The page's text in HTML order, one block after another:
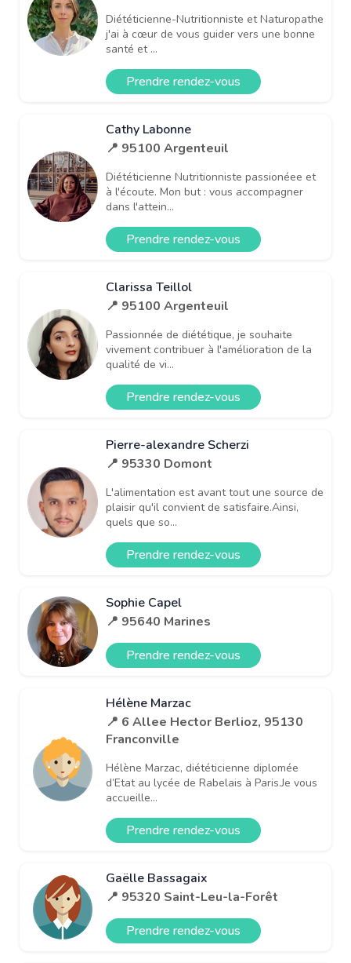
Diététicienne-Nutritionniste et Naturopathe
j'ai à cœur de vous guider vers une bonne
santé et ...
Prendre rendez-vous
Cathy Labonne
📍 95100 Argenteuil
Diététicienne Nutritionniste passionéee et
à l'écoute. Mon but : vous accompagner
dans l'attein...
Prendre rendez-vous
Clarissa Teillol
📍 95100 Argenteuil
Passionnée de diététique, je souhaite
vivement contribuer à l'amélioration de la
qualité de vi...
Prendre rendez-vous
Pierre-alexandre Scherzi
📍 95330 Domont
L'alimentation est avant tout une source de
plaisir qu'il convient de satisfaire.Ainsi,
quels que so...
Prendre rendez-vous
Sophie Capel
📍 95640 Marines
Prendre rendez-vous
Hélène Marzac
📍 6 Allee Hector Berlioz, 95130
Franconville
Hélène Marzac, diététicienne diplomée
d’Etat au lycée de Rabelais à Paris.Je vous
accueille...
Prendre rendez-vous
Gaëlle Bassagaix
📍 95320 Saint-Leu-la-Forêt
Prendre rendez-vous